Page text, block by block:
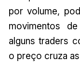
por volume,
movimentos
alguns traders
o preço cruza